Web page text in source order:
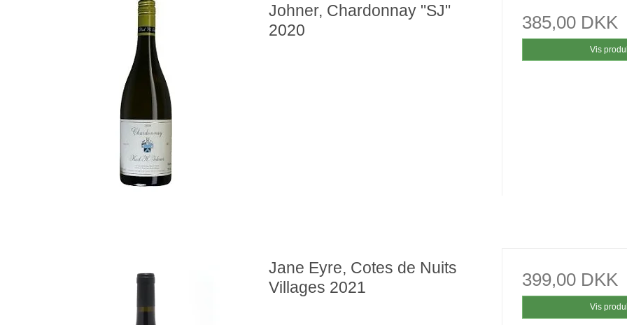
Johner, Chardonnay "SJ"
2020
385,00 DKK
Vis
Jane Eyre, Cotes de Nuits
Villages 2021
399,00 DKK
Vis